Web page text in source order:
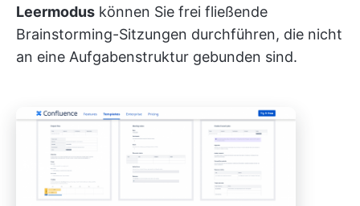
Leermodus können Sie frei fließende
Brainstorming-Sitzungen durchführen, die nicht
an eine Aufgabenstruktur gebunden sind.